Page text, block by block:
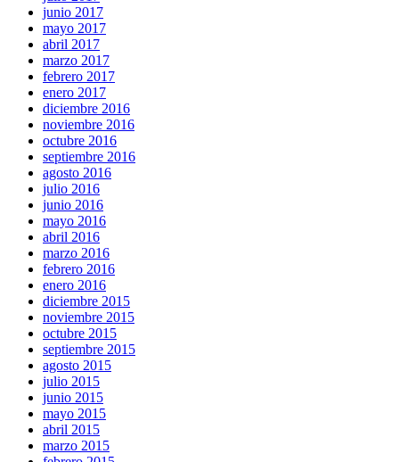
junio 2017
mayo 2017
abril 2017
marzo 2017
febrero 2017
enero 2017
diciembre 2016
noviembre 2016
octubre 2016
septiembre 2016
agosto 2016
julio 2016
junio 2016
mayo 2016
abril 2016
marzo 2016
febrero 2016
enero 2016
diciembre 2015
noviembre 2015
octubre 2015
septiembre 2015
agosto 2015
julio 2015
junio 2015
mayo 2015
abril 2015
marzo 2015